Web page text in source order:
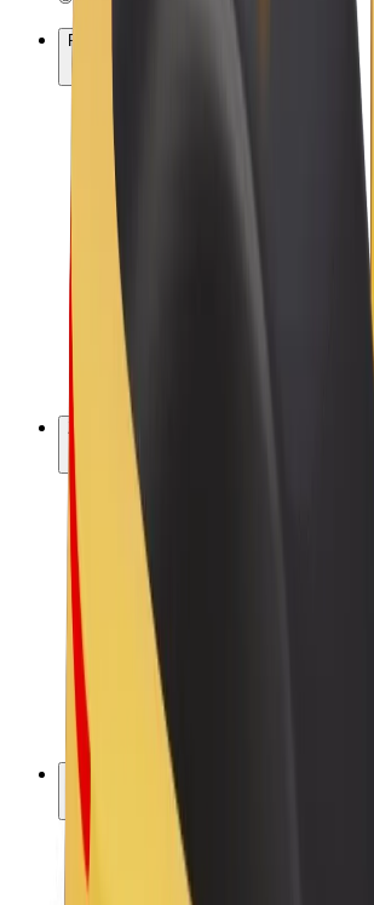
Proizvodi
Romobili
Bolt Market
Bolt Food
Bolt Drive
Bolt for Business
Električni bicikli
Bolt Plus
Zarađuj uz Bolt
Vozači
Zarada vozača
Dostavljači
Zarada dostavljača
Bolt Food trgovci
Franšize
Tvrtka
O platformi Bolt